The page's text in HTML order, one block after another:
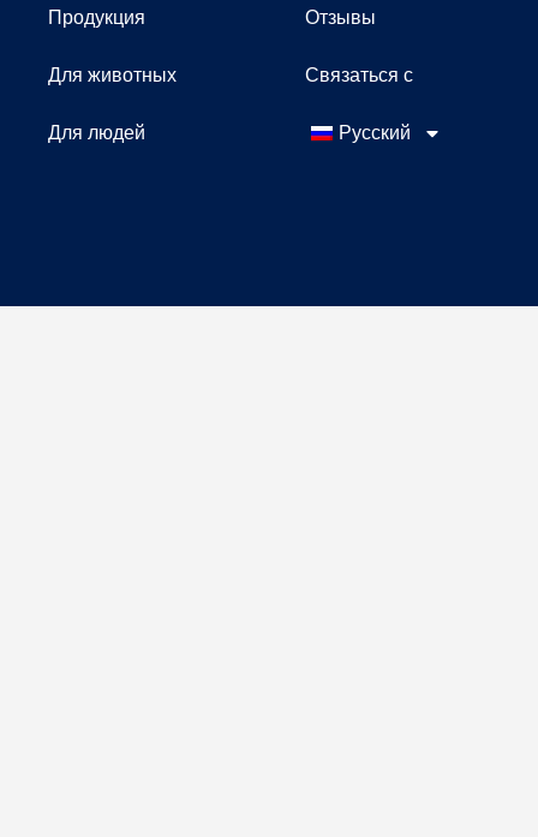
Продукция
Для животных
Для людей
Отзывы
Связаться с
Русский